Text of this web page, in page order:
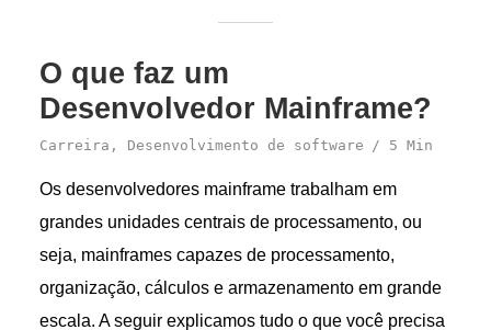
O que faz um
Desenvolvedor Mainframe?
Carreira , Desenvolvimento de software 5 Min
Os desenvolvedores mainframe trabalham em
grandes unidades centrais de processamento, ou
seja, mainframes capazes de processamento,
organização, cálculos e armazenamento em grande
escala. A seguir explicamos tudo o que você precisa